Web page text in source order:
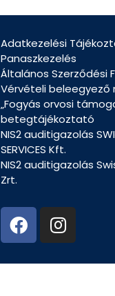
Adatkezelési
Panaszkezelés
Általános Szerződési
Vérvételi beleegyező
„Fogyás orvosi
betegtájékoztató
NIS2 auditigazolás
SERVICES Kft.
NIS2 auditigazolás
Zrt.